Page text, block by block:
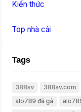
Kiến thức
Top nhà cái
Tags
388sv 388sv.com
alo789 đá gà